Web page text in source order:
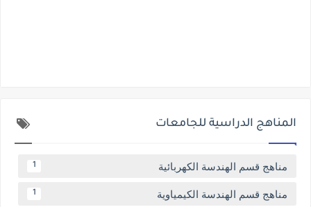
المناهج الدراسية للجامعات
مناهج قسم الهندسة الكهربائية 1
مناهج قسم الهندسة الكيمياوية 1